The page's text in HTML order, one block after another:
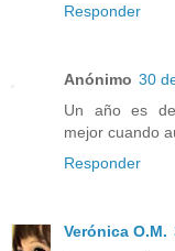
Responder
Anónimo 30
Un año es
mejor cuando
Responder
Verónica O.M.